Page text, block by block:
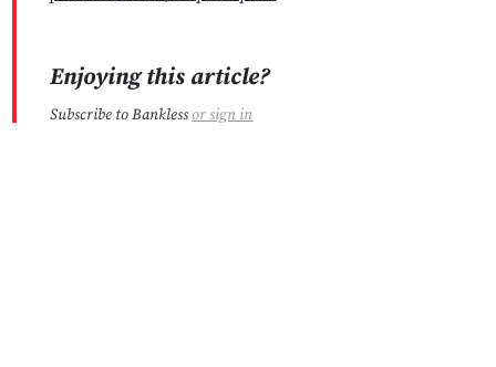
Enjoying this article?
Subscribe to Banklessorsign in